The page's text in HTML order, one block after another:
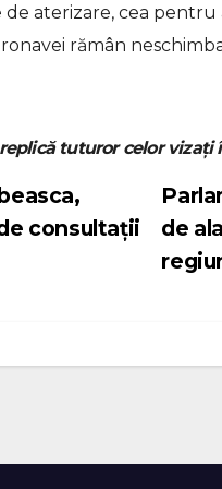
aterizare, cea
rămân
tuturor celor vizați
de
consultații